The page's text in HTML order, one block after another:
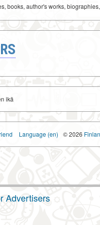
books, author's works,
ikä
Language (en) © 2026
Advertisers